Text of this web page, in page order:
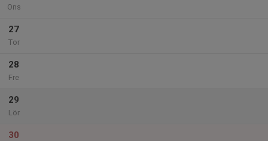
Ons
27
Tor
28
Fre
29
Lör
30